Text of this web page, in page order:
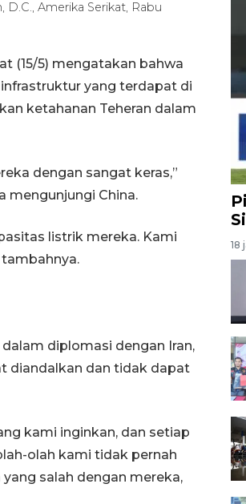
Amerika Serikat, Rabu
(15/5) mengatakan bahwa
yang terdapat di
ketahanan Teheran dalam
dengan sangat keras,”
mengunjungi China.
listrik mereka. Kami
diplomasi dengan Iran,
diandalkan dan tidak dapat
kami inginkan, dan setiap
olah kami tidak pernah
salah dengan mereka,
18